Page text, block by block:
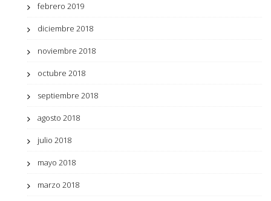
febrero 2019
diciembre 2018
noviembre 2018
octubre 2018
septiembre 2018
agosto 2018
julio 2018
mayo 2018
marzo 2018